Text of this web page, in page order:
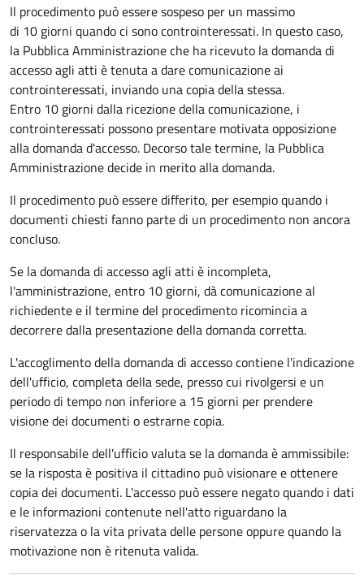
Il procedimento può essere sospeso per un massimo
di 10 giorni quando ci sono controinteressati. In questo caso,
la Pubblica Amministrazione che ha ricevuto la domanda di
accesso agli atti è tenuta a dare comunicazione ai
controinteressati, inviando una copia della stessa.
Entro 10 giorni dalla ricezione della comunicazione, i
controinteressati possono presentare motivata opposizione
alla domanda d'accesso. Decorso tale termine, la Pubblica
Amministrazione decide in merito alla domanda.
Il procedimento può essere differito, per esempio quando i
documenti chiesti fanno parte di un procedimento non ancora
concluso.
Se la domanda di accesso agli atti è incompleta,
l'amministrazione, entro 10 giorni, dà comunicazione al
richiedente e il termine del procedimento ricomincia a
decorrere dalla presentazione della domanda corretta.
L'accoglimento della domanda di accesso contiene l'indicazione
dell'ufficio, completa della sede, presso cui rivolgersi e un
periodo di tempo non inferiore a 15 giorni per prendere
visione dei documenti o estrarne copia.
Il responsabile dell'ufficio valuta se la domanda è ammissibile:
se la risposta è positiva il cittadino può visionare e ottenere
copia dei documenti. L'accesso può essere negato quando i dati
e le informazioni contenute nell'atto riguardano la
riservatezza o la vita privata delle persone oppure quando la
motivazione non è ritenuta valida.